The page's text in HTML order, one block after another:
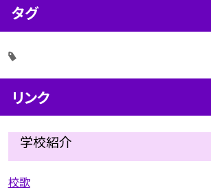
タグ
リンク
学校紹介
校歌